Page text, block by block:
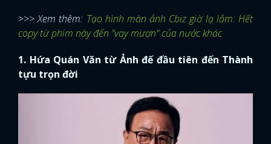
>>> Xem thêm: Tạo hình màn ảnh Cbiz giờ lạ lắm: Hết
copy từ phim này đến "vay mượn" của nước khác
1. Hứa Quán Văn từ Ảnh đế đầu tiên đến Thành
tựu trọn đời